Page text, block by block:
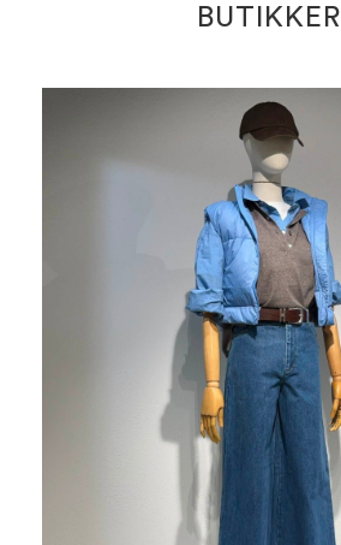
BUTIKKER